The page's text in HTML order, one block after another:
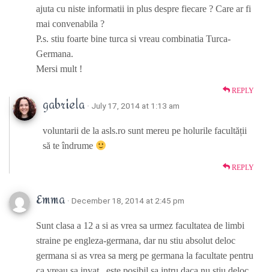
ajuta cu niste informatii in plus despre fiecare ? Care ar fi
mai convenabila ?
P.s. stiu foarte bine turca si vreau combinatia Turca-
Germana.
Mersi mult !
REPLY
gabriela · July 17, 2014 at 1:13 am
voluntarii de la asls.ro sunt mereu pe holurile facultății
să te îndrume
REPLY
Emma · December 18, 2014 at 2:45 pm
Sunt clasa a 12 a si as vrea sa urmez facultatea de limbi
straine pe engleza-germana, dar nu stiu absolut deloc
germana si as vrea sa merg pe germana la facultate pentru